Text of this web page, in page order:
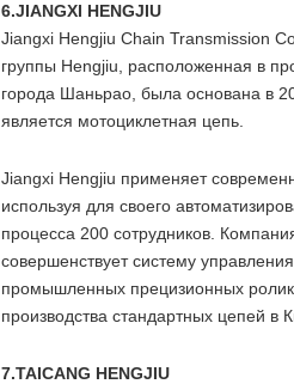
6.JIANGXI HENGJIU
Jiangxi Hengjiu Chain Transmission
группы Hengjiu, расположенная в
города Шаньрао, была основана в
является мотоциклетная цепь.
Jiangxi Hengjiu применяет
используя для своего
процесса 200 сотрудников.
совершенствует систему
промышленных прецизионных
производства стандартных цепей в
7.TAICANG HENGJIU